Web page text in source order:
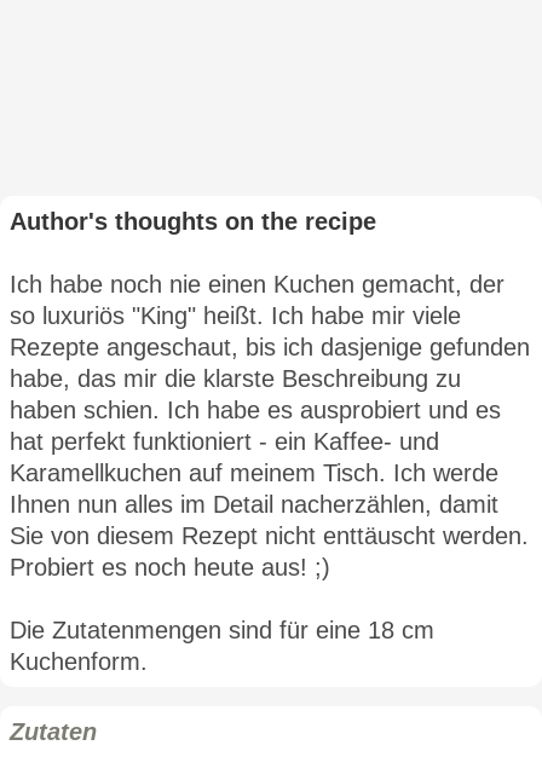
Author's thoughts on the recipe
Ich habe noch nie einen Kuchen gemacht, der
so luxuriös "King" heißt. Ich habe mir viele
Rezepte angeschaut, bis ich dasjenige gefunden
habe, das mir die klarste Beschreibung zu
haben schien. Ich habe es ausprobiert und es
hat perfekt funktioniert - ein Kaffee- und
Karamellkuchen auf meinem Tisch. Ich werde
Ihnen nun alles im Detail nacherzählen, damit
Sie von diesem Rezept nicht enttäuscht werden.
Probiert es noch heute aus! ;)
Die Zutatenmengen sind für eine 18 cm
Kuchenform.
Zutaten